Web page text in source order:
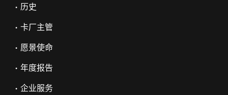
• 历史
• 卡厂主管
• 愿景使命
• 年度报告
• 企业服务